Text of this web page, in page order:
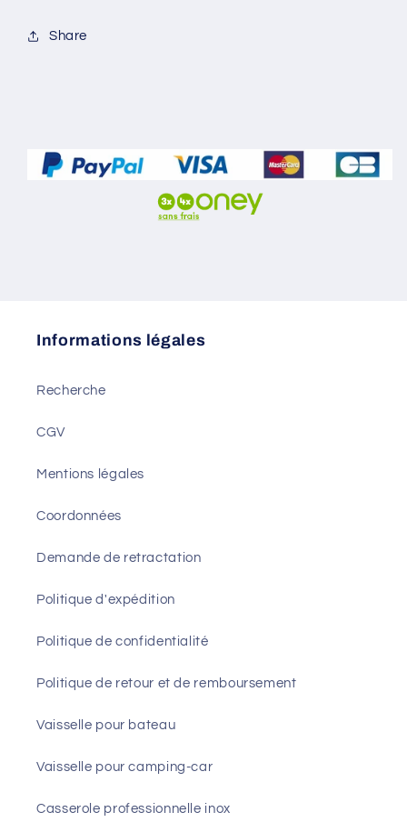
Share
Informations légales
Recherche
CGV
Mentions légales
Coordonnées
Demande de retractation
Politique d'expédition
Politique de confidentialité
Politique de retour et de remboursement
Vaisselle pour bateau
Vaisselle pour camping-car
Casserole professionnelle inox